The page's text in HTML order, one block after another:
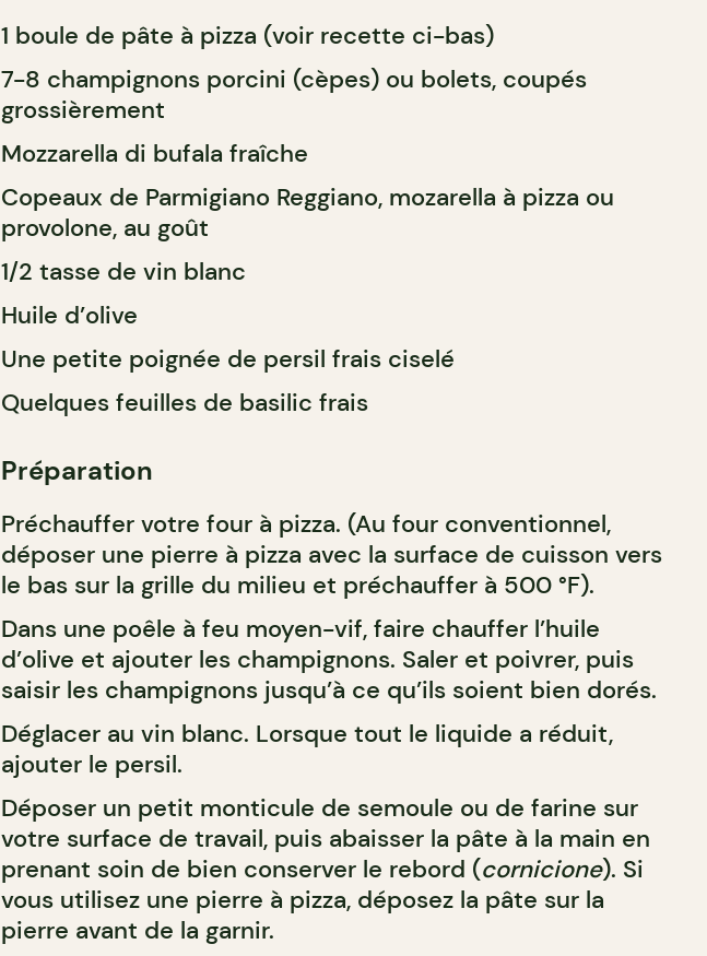
1 boule de pâte à pizza (voir recette ci-bas)
7-8 champignons porcini (cèpes) ou bolets, coupés
grossièrement
Mozzarella di bufala fraîche
Copeaux de Parmigiano Reggiano, mozarella à pizza ou
provolone, au goût
1/2 tasse de vin blanc
Huile d’olive
Une petite poignée de persil frais ciselé
Quelques feuilles de basilic frais
Préparation
Préchauffer votre four à pizza. (Au four conventionnel,
déposer une pierre à pizza avec la surface de cuisson vers
le bas sur la grille du milieu et préchauffer à 500 °F).
Dans une poêle à feu moyen-vif, faire chauffer l’huile
d’olive et ajouter les champignons. Saler et poivrer, puis
saisir les champignons jusqu’à ce qu’ils soient bien dorés.
Déglacer au vin blanc. Lorsque tout le liquide a réduit,
ajouter le persil.
Déposer un petit monticule de semoule ou de farine sur
votre surface de travail, puis abaisser la pâte à la main en
prenant soin de bien conserver le rebord (cornicione). Si
vous utilisez une pierre à pizza, déposez la pâte sur la
pierre avant de la garnir.